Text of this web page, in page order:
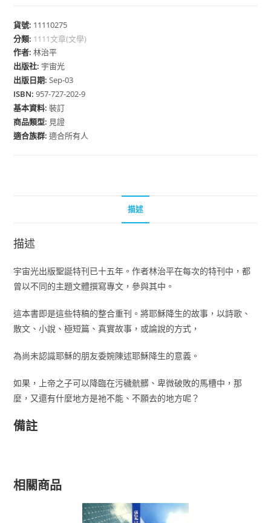
故
事
數
量
貨號: 11110275
分類: 1111文章(文學)
作者:林治平
出版社: 宇宙光
出版日期:Sep-03
ISBN:957-727-202-9
基本資料:裝訂
商品類型: 見證
適合族群:適合所有人
描述
描述
宇宙光出版聖誕特刊已十五年。作者林治平在每次的特刊中，都
曾以不同的主題文體撰寫專文，參與其中。
這本書即是這些特稿的整合重刊。將耶穌降生的故事，以詩歌、
散文、小說、極短篇、真實故事，或論說的方式，
為尚未認識耶穌的朋友委婉陳述耶穌降生的意義。
如果，上帝之子可以降臨在污穢骯髒、卑微破敗的馬槽中，那
麼，又還有什麼地方是祂不能、不願去的地方呢？
備註
相關商品